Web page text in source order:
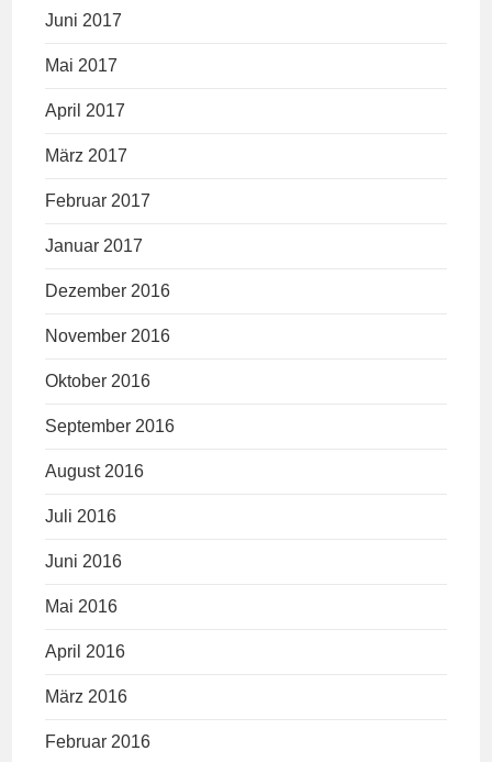
Juni 2017
Mai 2017
April 2017
März 2017
Februar 2017
Januar 2017
Dezember 2016
November 2016
Oktober 2016
September 2016
August 2016
Juli 2016
Juni 2016
Mai 2016
April 2016
März 2016
Februar 2016